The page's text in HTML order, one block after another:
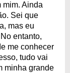
mim. Ainda
Sei que
mas eu
entanto,
me conhecer
tudo vai
minha grande